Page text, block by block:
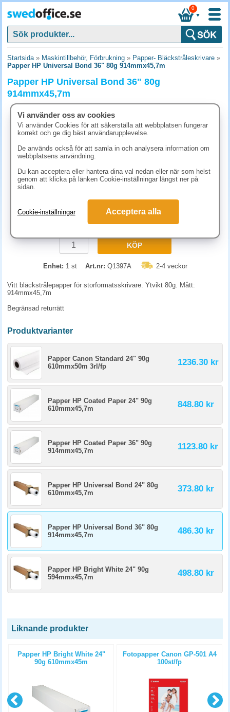
▼
0
Startsida» Maskintillbehör, Förbrukning » Papper- Bläckstråleskrivare »
Papper HP Universal Bond 36" 80g 914mmx45,7m
Papper HP Universal Bond 36" 80g
914mmx45,7m
486.30 kr (inkl. moms)
KÖP
Enhet: 1 st Art.nr: Q1397A 2-4 veckor
Vitt bläckstrålepapper för storformatsskrivare. Ytvikt 80g. Mått:
914mmx45,7m
Begränsad returrätt
Produktvarianter
Papper Canon Standard 24" 90g
610mmx50m 3rl/fp
1236.30 kr
Papper HP Coated Paper 24" 90g
610mmx45,7m
848.80 kr
Papper HP Coated Paper 36" 90g
914mmx45,7m
1123.80 kr
Papper HP Universal Bond 24" 80g
610mmx45,7m
373.80 kr
Papper HP Universal Bond 36" 80g
914mmx45,7m
486.30 kr
Papper HP Bright White 24" 90g
594mmx45,7m
498.80 kr
Liknande produkter
Papper HP Bright White 24"
90g 610mmx45m
Fotopapper Canon GP-501 A4
100st/fp
Vi använder oss av cookies
Vi använder Cookies för att säkerställa att webbplatsen fungerar
korrekt och ge dig bäst användarupplevelse.
De används också för att samla in och analysera information om
webbplatsens användning.
Du kan acceptera eller hantera dina val nedan eller när som helst
genom att klicka på länken Cookie-inställningar längst ner på
sidan.
Cookie-inställningar Acceptera alla